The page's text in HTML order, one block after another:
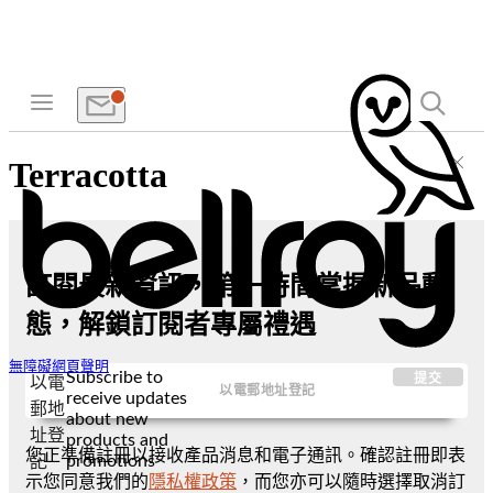
無障礙網頁聲明
Terracotta
訂閱最新資訊，第一時間掌握新品動
態，解鎖訂閱者專屬禮遇
以電
郵地
址登
記
Subscribe to
receive updates
about new
products and
promotions
提交
您正準備註冊以接收產品消息和電子通訊。確認註冊即表
示您同意我們的 隱私權政策 ，而您亦可以隨時選擇取消訂